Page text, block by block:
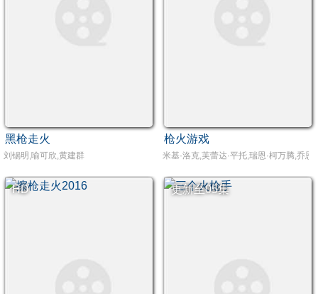
黑枪走火
刘锡明,喻可欣,黄建群
枪火游戏
米基·洛克,芙蕾达·平托,瑞恩·柯万腾,乔
HD 更新至05集